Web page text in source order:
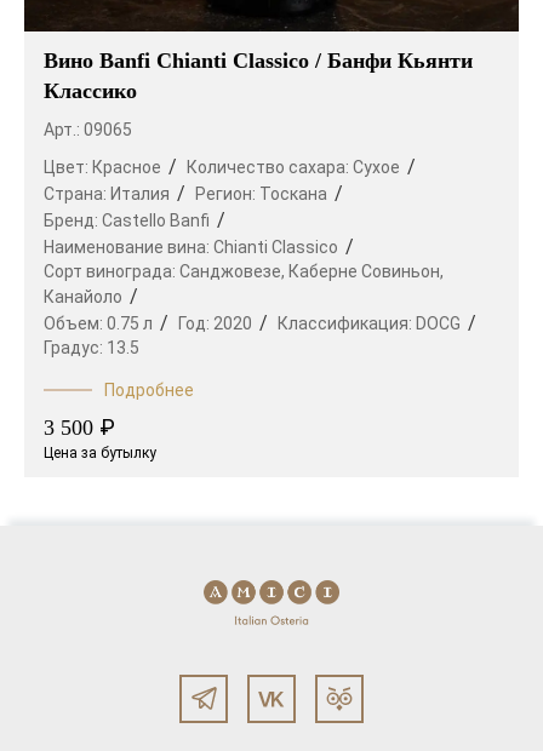
Вино Banfi Chianti Classico / Банфи Кьянти
Классико
Арт.: 09065
Цвет: Красное Количество сахара: Сухое
Страна: Италия Регион: Тоскана
Бренд: Castello Banfi
Наименование вина: Chianti Classico
Сорт винограда: Санджовезе, Каберне Совиньон,
Канайоло
Объем: 0.75 л Год: 2020 Классификация: DOCG
Градус: 13.5
Подробнее
3 500 ₽
Цена за бутылку